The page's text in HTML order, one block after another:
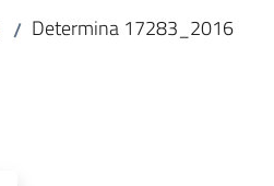
/ Determina 17283_2016